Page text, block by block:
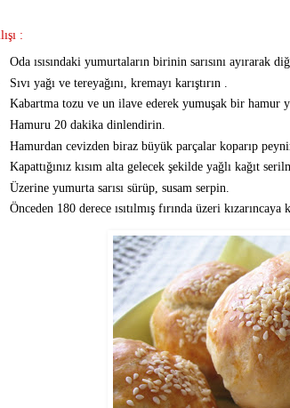
:
Oda ısısındaki yumurtaların birinin sarısını ayırarak
Sıvı yağı ve tereyağını, kremayı karıştırın .
Kabartma tozu ve un ilave ederek yumuşak bir hamur
Hamuru 20 dakika dinlendirin.
Hamurdan cevizden biraz büyük parçalar koparıp
Kapattığınız kısım alta gelecek şekilde yağlı kağıt
Üzerine yumurta sarısı sürüp, susam serpin.
Önceden 180 derece ısıtılmış fırında üzeri